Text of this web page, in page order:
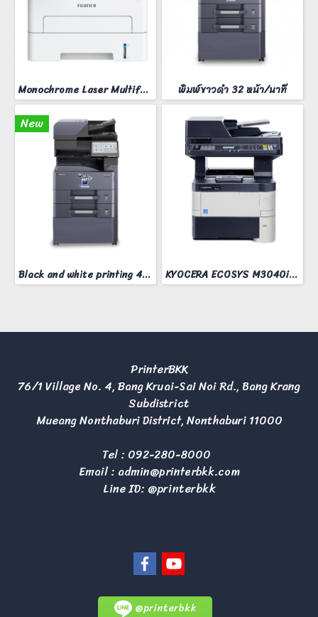
Monochrome Laser Multifunction printer ApeosPort 3410SD พิมพ์ขาวดำ 32 หน้า/นาที
New
Black and white printing 40 pages/minute KYOCERA ECOSYS M3040idn
PrinterBKK
76/1 Village No. 4, Bang Kruai-Sai Noi Rd., Bang Krang
Subdistrict
Mueang Nonthaburi District, Nonthaburi 11000
Tel : 092-280-8000
Email : admin@printerbkk.com
Line ID: @printerbkk
@printerbkk